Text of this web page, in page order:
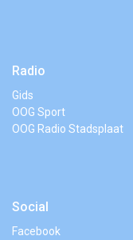
Radio
Gids
OOG Sport
OOG Radio Stadsplaat
Social
Facebook